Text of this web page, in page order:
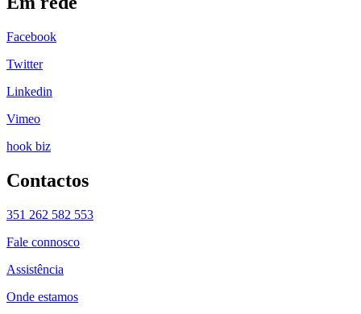
Facebook
Twitter
Linkedin
Vimeo
hook biz
Contactos
351 262 582 553
Fale connosco
Assistência
Onde estamos